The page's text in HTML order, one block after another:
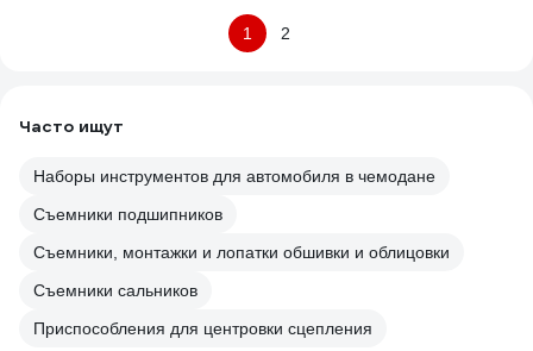
1 2
Часто ищут
Наборы инструментов для автомобиля в чемодане
Съемники подшипников
Съемники, монтажки и лопатки обшивки и облицовки
Съемники сальников
Приспособления для центровки сцепления